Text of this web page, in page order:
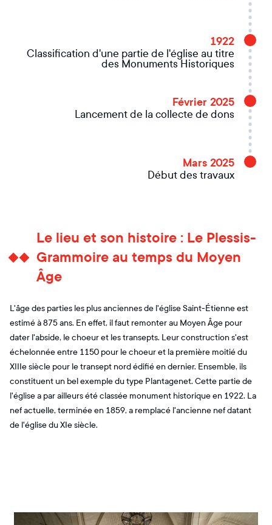
1922
Classification d'une partie de l'église au titre
des Monuments Historiques
Février 2025
Lancement de la collecte de dons
Mars 2025
Début des travaux
Le lieu et son histoire : Le Plessis-
Grammoire au temps du Moyen
Âge
L'âge des parties les plus anciennes de l'église Saint-Étienne est
estimé à 875 ans. En effet, il faut remonter au Moyen Âge pour
dater l'abside, le choeur et les transepts. Leur construction s'est
échelonnée entre 1150 pour le choeur et la première moitié du
XIIIe siècle pour le transept nord édifié en dernier. Ensemble, ils
constituent un bel exemple du type Plantagenet. Cette partie de
l'église a par ailleurs été classée monument historique en 1922. La
nef actuelle, terminée en 1859, a remplacé l'ancienne nef datant
de l'église du XIe siècle.